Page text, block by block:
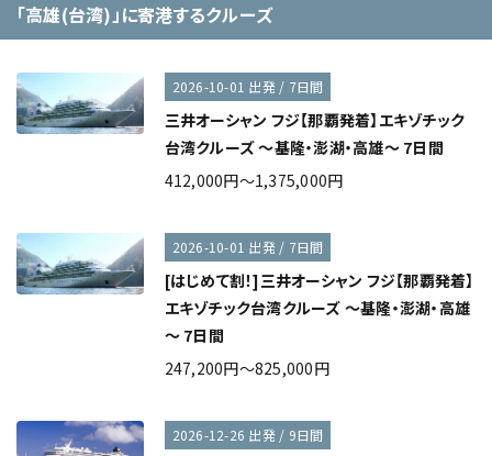
「高雄(台湾)」に寄港するクルーズ
2026-10-01 出発 / 7日間
三井オーシャン フジ【那覇発着】エキゾチック
台湾クルーズ ～基隆・澎湖・高雄～ 7日間
412,000円～1,375,000円
2026-10-01 出発 / 7日間
[はじめて割！]三井オーシャン フジ【那覇発着】
エキゾチック台湾クルーズ ～基隆・澎湖・高雄
～ 7日間
247,200円～825,000円
2026-12-26 出発 / 9日間